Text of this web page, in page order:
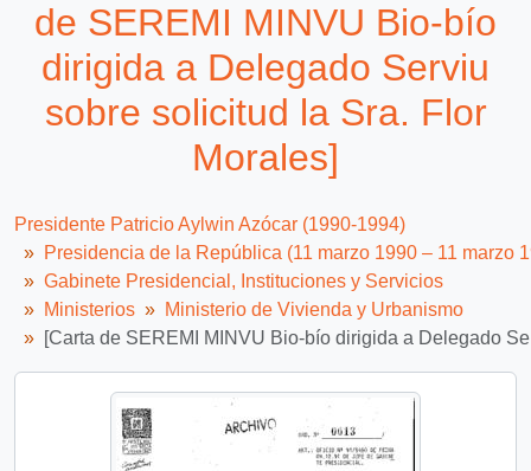
85 más...
de SEREMI MINVU Bio-bío
dirigida a Delegado Serviu
sobre solicitud la Sra. Flor
Morales]
Presidente Patricio Aylwin Azócar (1990-1994)
Presidencia de la República (11 marzo 1990 – 11 marzo
Gabinete Presidencial, Instituciones y Servicios
Ministerios
Ministerio de Vivienda y Urbanismo
[Carta de SEREMI MINVU Bio-bío dirigida a Delegado